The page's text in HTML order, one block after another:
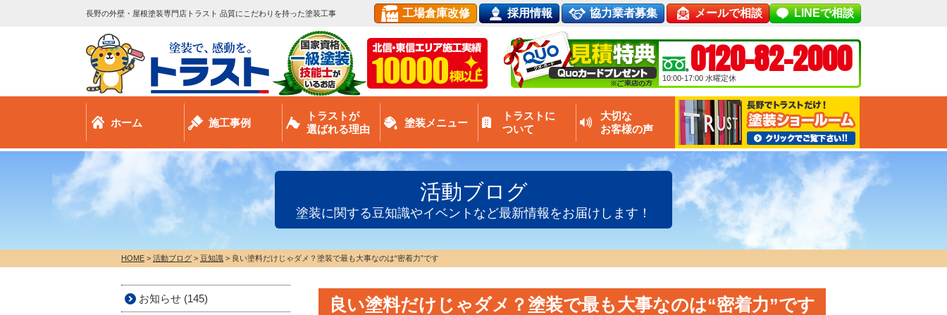
長野の外壁・屋根塗装専門店トラスト 品質にこだわりを持った塗装工事 工場倉庫改修 採用情報 協力業者募集 メールで相談 LINEで相談
0120-82-2000
10:00-17:00 水曜定休
ホーム 施工事例
トラストが
選ばれる理由
塗装メニュー
トラストに
ついて
大切な
お客様の声
活動ブログ
塗装に関する豆知識やイベントなど最新情報をお届けします！
HOME > 活動ブログ > 豆知識 > 良い塗料だけじゃダメ？塗装で最も大事なのは“密着力”です
良い塗料だけじゃダメ？塗装で最も大事なのは“密着力”です
お知らせ (145)